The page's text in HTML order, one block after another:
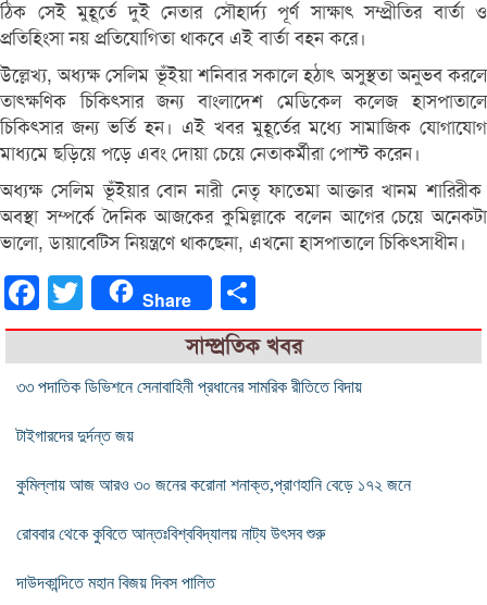
ঠিক সেই মুহূর্তে দুই নেতার সৌহার্দ্য পূর্ণ সাক্ষাৎ সম্প্রীতির বার্তা ও
প্রতিহিংসা নয় প্রতিযোগিতা থাকবে এই বার্তা বহন করে।
উল্লেখ্য, অধ্যক্ষ সেলিম ভূঁইয়া শনিবার সকালে হঠাৎ অসুস্থতা অনুভব করলে
তাৎক্ষণিক চিকিৎসার জন্য বাংলাদেশ মেডিকেল কলেজ হাসপাতালে
চিকিৎসার জন্য ভর্তি হন। এই খবর মুহূর্তের মধ্যে সামাজিক যোগাযোগ
মাধ্যমে ছড়িয়ে পড়ে এবং দোয়া চেয়ে নেতাকর্মীরা পোস্ট করেন।
অধ্যক্ষ সেলিম ভূঁইয়ার বোন নারী নেতৃ ফাতেমা আক্তার খানম শারিরীক
অবস্থা সম্পর্কে দৈনিক আজকের কুমিল্লাকে বলেন আগের চেয়ে অনেকটা
ভালো, ডায়াবেটিস নিয়ন্ত্রণে থাকছেনা, এখনো হাসপাতালে চিকিৎসাধীন।
FacebookTwitter Share
সাম্প্রতিক খবর
৩৩ পদাতিক ডিভিশনে সেনাবাহিনী প্রধানের সামরিক রীতিতে বিদায়
টাইগারদের দুর্দন্ত জয়
কুমিল্লায় আজ আরও ৩০ জনের করোনা শনাক্ত,প্রাণহানি বেড়ে ১৭২ জনে
রোববার থেকে কুবিতে আন্তঃবিশ্ববিদ্যালয় নাট্য উৎসব শুরু
দাউদকান্দিতে মহান বিজয় দিবস পালিত